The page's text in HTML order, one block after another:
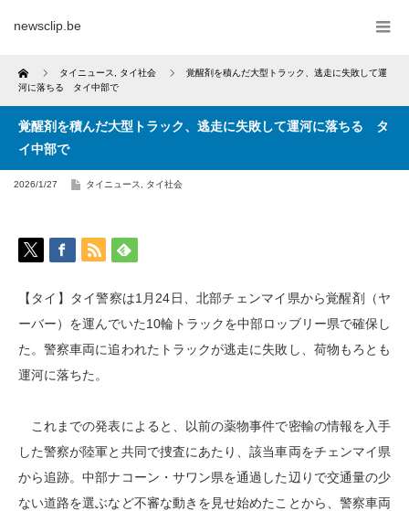
newsclip.be
Home タイニュース タイ社会
覚醒剤を積んだ大型トラック、逃走に失敗して運
河に落ちる タイ中部で
覚醒剤を積んだ大型トラック、逃走に失敗して運河に落ちる タ
イ中部で
2026/1/27 タイニュース タイ社会
【タイ】タイ警察は1月24日、北部チェンマイ県から覚醒剤（ヤ
ーバー）を運んでいた10輪トラックを中部ロッブリー県で確保し
た。警察車両に追われたトラックが逃走に失敗し、荷物もろとも
運河に落ちた。
これまでの発表によると、以前の薬物事件で密輸の情報を入手
した警察が陸軍と共同で捜査にあたり、該当車両をチェンマイ県
から追跡。中部ナコーン・サワン県を通過した辺りで交通量の少
ない道路を選ぶなど不審な動きを見せ始めたことから、警察車両